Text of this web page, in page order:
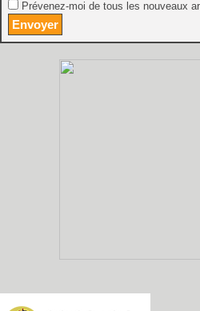
Prévenez-moi de tous les nouveaux